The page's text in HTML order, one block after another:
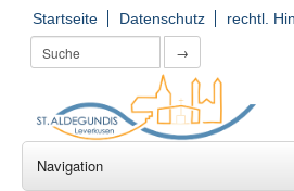
Startseite Datenschutz rechtl.
→
Navigation